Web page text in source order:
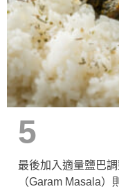
5
最後加入適量鹽巴
（Garam Masala）